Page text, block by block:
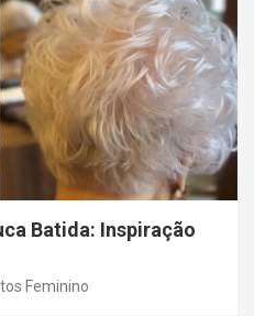
Batida: Inspiração
Feminino